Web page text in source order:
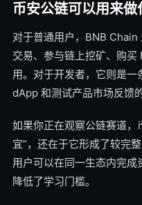
币安公链可以用来做
对于普通用户，BNB Chain
交易、参与链上挖矿、购
用。对于开发者，它则是
dApp 和测试产品市场反馈
如果你正在观察公链赛道，
宜”，还在于它形成了较完
用户可以在同一生态内完成
降低了学习门槛。